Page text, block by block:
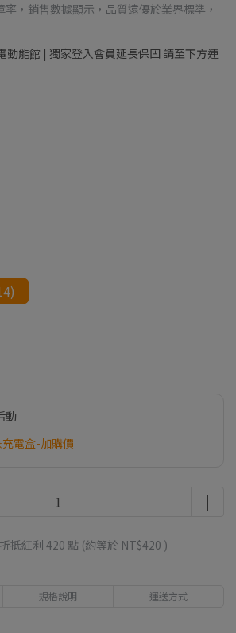
，銷售數據顯示，品質遠優於業界標準，
動能館 | 獨家登入會員延長保固 請至下方連
動
電盒-加購價
抵紅利 420 點 (約等於 NT$420 )
規格說明 運送方式